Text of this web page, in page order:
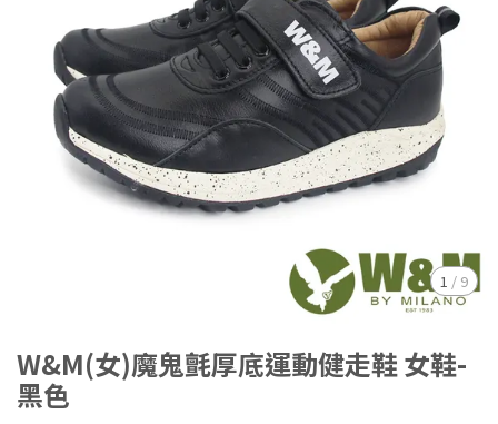
1 / 9
W&M(女)魔鬼氈厚底運動健走鞋 女鞋-
黑色